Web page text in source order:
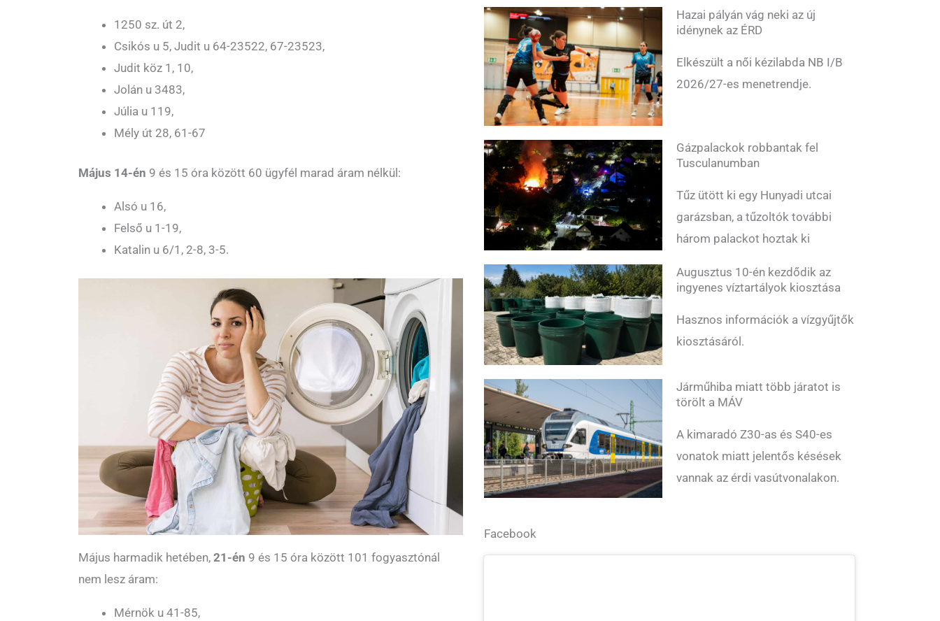
1250 sz. út 2,
Csikós u 5, Judit u 64-23522, 67-23523,
Judit köz 1, 10,
Jolán u 3483,
Júlia u 119,
Mély út 28, 61-67
Május 14-én 9 és 15 óra között 60 ügyfél marad áram nélkül:
Alsó u 16,
Felső u 1-19,
Katalin u 6/1, 2-8, 3-5.
Május harmadik hetében, 21-én 9 és 15 óra között 101 fogyasztónál
nem lesz áram:
Mérnök u 41-85,
Hazai pályán vág neki az új
idénynek az ÉRD
Elkészült a női kézilabda NB I/B
2026/27-es menetrendje.
Gázpalackok robbantak fel
Tusculanumban
Tűz ütött ki egy Hunyadi utcai
garázsban, a tűzoltók további
három palackot hoztak ki
Augusztus 10-én kezdődik az
ingyenes víztartályok kiosztása
Hasznos információk a vízgyűjtők
kiosztásáról.
Járműhiba miatt több járatot is
törölt a MÁV
A kimaradó Z30-as és S40-es
vonatok miatt jelentős késések
vannak az érdi vasútvonalakon.
Facebook